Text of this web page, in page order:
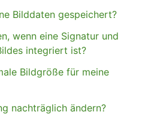
Bilddaten gespeichert?
wenn eine Signatur und
integriert ist?
Bildgröße für meine
nachträglich ändern?